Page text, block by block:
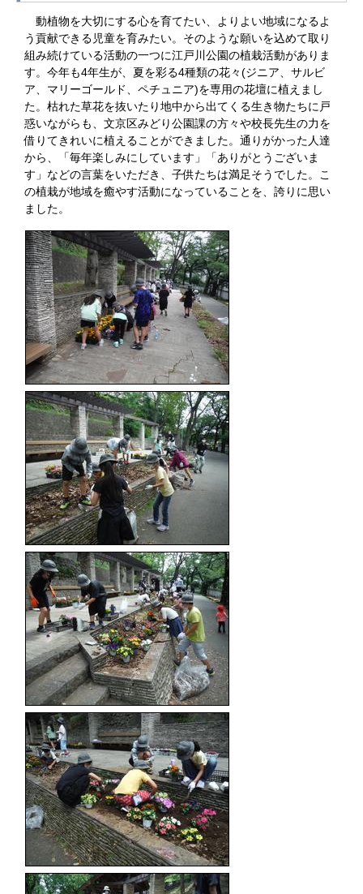
動植物を大切にする心を育てたい、よりよい地域になるよ
う貢献できる児童を育みたい。そのような願いを込めて取り
組み続けている活動の一つに江戸川公園の植栽活動がありま
す。今年も4年生が、夏を彩る4種類の花々(ジニア、サルビ
ア、マリーゴールド、ペチュニア)を専用の花壇に植えまし
た。枯れた草花を抜いたり地中から出てくる生き物たちに戸
惑いながらも、文京区みどり公園課の方々や校長先生の力を
借りてきれいに植えることができました。通りがかった人達
から、「毎年楽しみにしています」「ありがとうございま
す」などの言葉をいただき、子供たちは満足そうでした。こ
の植栽が地域を癒やす活動になっていることを、誇りに思い
ました。